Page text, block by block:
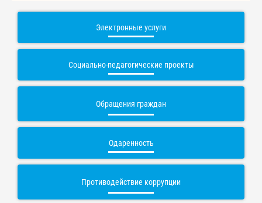
Электронные услуги
Социально-педагогические проекты
Обращения граждан
Одаренность
Противодействие коррупции